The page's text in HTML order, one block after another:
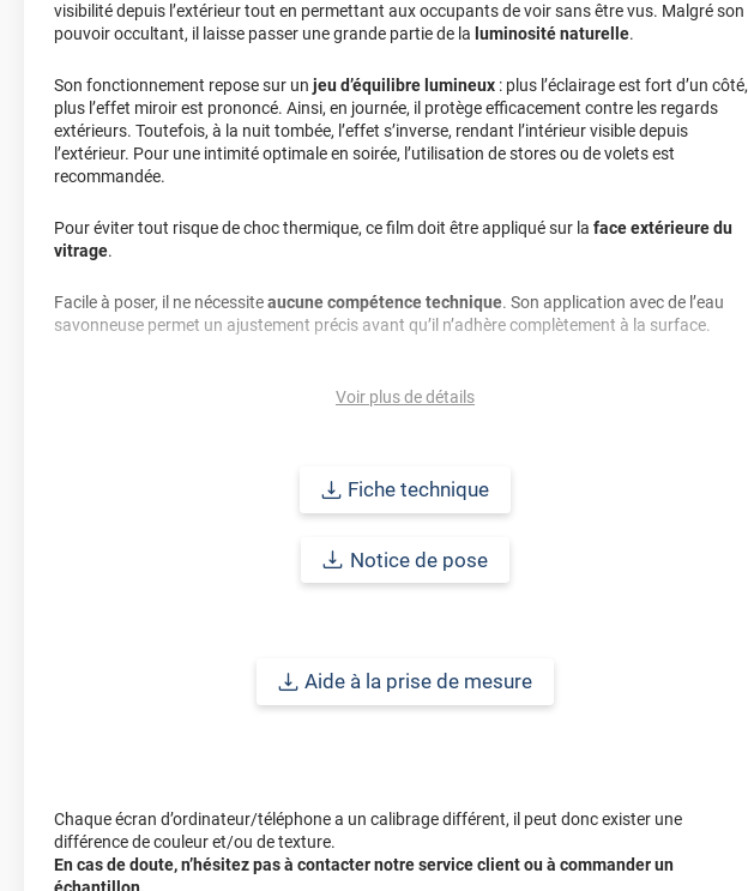
visibilité depuis l’extérieur tout en permettant aux occupants de voir sans être vus. Malgré son
pouvoir occultant, il laisse passer une grande partie de la luminosité naturelle.
Son fonctionnement repose sur un jeu d’équilibre lumineux : plus l’éclairage est fort d’un côté,
plus l’effet miroir est prononcé. Ainsi, en journée, il protège efficacement contre les regards
extérieurs. Toutefois, à la nuit tombée, l’effet s’inverse, rendant l’intérieur visible depuis
l’extérieur. Pour une intimité optimale en soirée, l’utilisation de stores ou de volets est
recommandée.
Pour éviter tout risque de choc thermique, ce film doit être appliqué sur la face extérieure du
vitrage.
Facile à poser, il ne nécessiteaucune compétence technique. Son application avec de l’eau
savonneuse permet un ajustement précis avant qu’il n’adhère complètement à la surface.
pose, il est recommandé d’attendre 30 jours avant de procéder au premier nettoyage.
Voir plus de détails
Fiche technique
Notice de pose
Aide à la prise de mesure
Chaque écran d’ordinateur/téléphone a un calibrage différent, il peut donc exister une
différence de couleur et/ou de texture.
En cas de doute, n’hésitez pas à contacter notre service client ou à commander un